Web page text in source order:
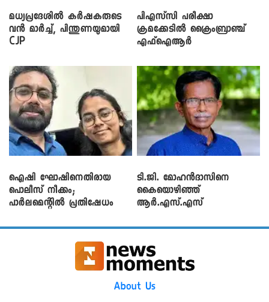
മധ്യപ്രദേശിൽ കർഷകരുടെ
വൻ മാർച്ച്, പിന്തുണയുമായി
CJP
പിഎസ്‌സി പരീക്ഷാ
ക്രമക്കേ‌ടിൽ ക്രൈംബ്രാഞ്ച്
എഫ്ഐആർ
ഐഷി ഘോഷിനെതിരായ
പൊലീസ് നീക്കം;
പാര്‍ലമെന്റിൽ പ്രതിഷേധം
ടി.ജി. മോഹൻദാസിനെ
കൈയൊഴിഞ്ഞ്
ആർ.എസ്.എസ്
About Us